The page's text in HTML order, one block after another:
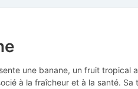
une banane, un fruit tropical
à la fraîcheur et à la santé. Sa